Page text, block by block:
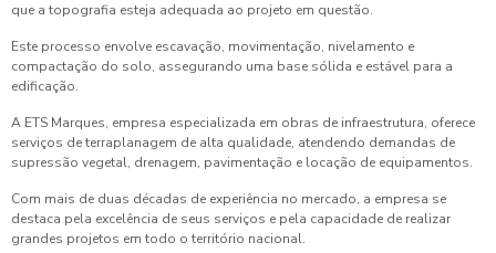
que a topografia esteja adequada ao projeto em questão.
Este processo envolve escavação, movimentação, nivelamento e
compactação do solo, assegurando uma base sólida e estável para a
edificação.
A ETS Marques, empresa especializada em obras de infraestrutura, oferece
serviços de terraplanagem de alta qualidade, atendendo demandas de
supressão vegetal, drenagem, pavimentação e locação de equipamentos.
Com mais de duas décadas de experiência no mercado, a empresa se
destaca pela excelência de seus serviços e pela capacidade de realizar
grandes projetos em todo o território nacional.